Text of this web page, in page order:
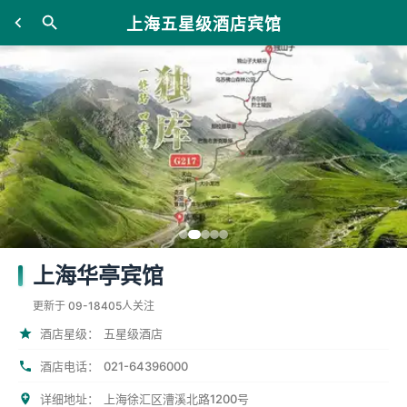
上海五星级酒店宾馆
上海华亭宾馆
更新于 09-18405人关注
酒店星级： 五星级酒店
酒店电话： 021-64396000
详细地址： 上海徐汇区漕溪北路1200号